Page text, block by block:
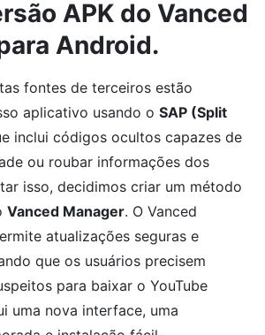
APK do Vanced
Android.
fontes de terceiros estão
aplicativo usando o SAP (Split
inclui códigos ocultos capazes de
ou roubar informações dos
isso, decidimos criar um método
Vanced Manager. O Vanced
atualizações seguras e
que os usuários precisem
para baixar o YouTube
uma nova interface, uma